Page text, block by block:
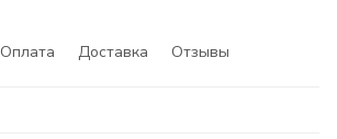
Оплата Доставка Отзывы